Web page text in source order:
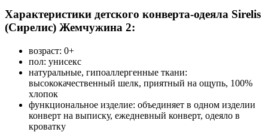
Характеристики детского конверта-одеяла Sirelis
(Сирелис) Жемчужина 2:
возраст: 0+
пол: унисекс
натуральные, гипоаллергенные ткани:
высококачественный шелк, приятный на ощупь, 100%
хлопок
функциональное изделие: объединяет в одном изделии
конверт на выписку, ежедневный конверт, одеяло в
кроватку